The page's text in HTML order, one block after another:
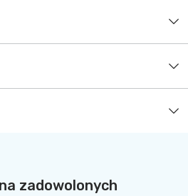
zadowolonych